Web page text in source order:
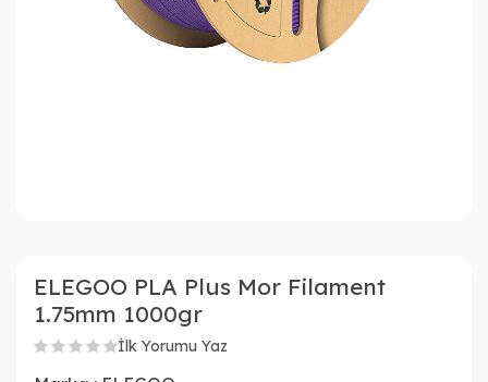
ELEGOO PLA Plus Mor Filament
1.75mm 1000gr
İlk Yorumu Yaz